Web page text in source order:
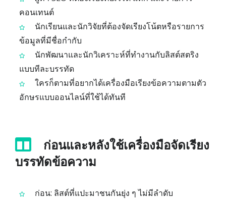
คอนเทนต์
นักเรียนและนักวิจัยที่ต้องจัดเรียงโน้ตหรือรายการ
ข้อมูลที่มีชื่อกำกับ
นักพัฒนาและนักวิเคราะห์ที่ทำงานกับลิสต์สตริง
แบบทีละบรรทัด
ใครก็ตามที่อยากได้เครื่องมือเรียงข้อความตามตัว
อักษรแบบออนไลน์ที่ใช้ได้ทันที
ก่อนและหลังใช้เครื่องมือจัดเรียง
บรรทัดข้อความ
ก่อน: ลิสต์ที่แปะมาชนกันยุ่ง ๆ ไม่มีลำดับ